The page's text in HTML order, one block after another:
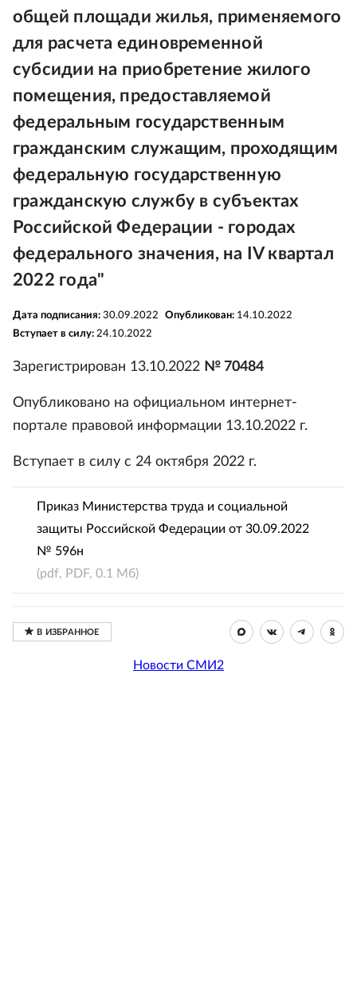
общей площади жилья, применяемого
для расчета единовременной
субсидии на приобретение жилого
помещения, предоставляемой
федеральным государственным
гражданским служащим, проходящим
федеральную государственную
гражданскую службу в субъектах
Российской Федерации - городах
федерального значения, на IV квартал
2022 года"
Дата подписания: 30.09.2022 Опубликован: 14.10.2022
Вступает в силу: 24.10.2022
Зарегистрирован 13.10.2022 № 70484
Опубликовано на официальном интернет-
портале правовой информации 13.10.2022 г.
Вступает в силу с 24 октября 2022 г.
Приказ Министерства труда и социальной
защиты Российской Федерации от 30.09.2022
№ 596н
(pdf, PDF, 0.1 Мб)
Новости СМИ2